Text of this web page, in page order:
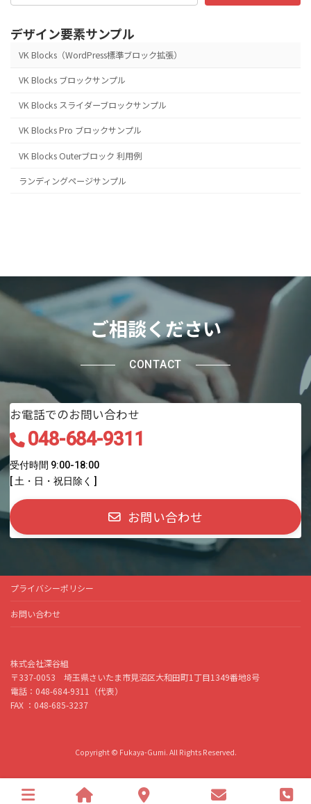
デザイン要素サンプル
VK Blocks（WordPress標準ブロック拡張）
VK Blocks ブロックサンプル
VK Blocks スライダーブロックサンプル
VK Blocks Pro ブロックサンプル
VK Blocks Outerブロック 利用例
ランディングページサンプル
ご相談ください
CONTACT
お電話でのお問い合わせ
048-684-9311
受付時間 9:00-18:00
[ 土・日・祝日除く ]
お問い合わせ
プライバシーポリシー
お問い合わせ
株式会社深谷組
〒337-0053 埼玉県さいたま市見沼区大和田町1丁目1349番地8号
電話：048-684-9311（代表）
FAX ：048-685-3237
Copyright © Fukaya-Gumi. All Rights Reserved.